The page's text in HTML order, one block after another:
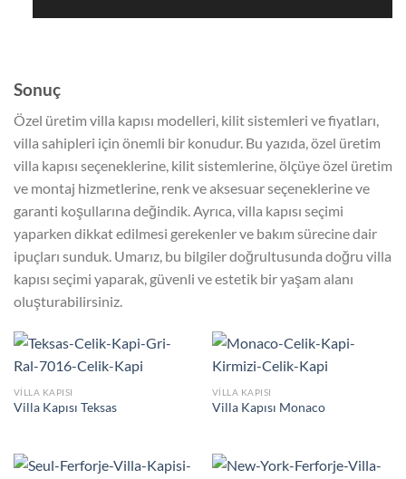
Sonuç
Özel üretim villa kapısı modelleri, kilit sistemleri ve fiyatları,
villa sahipleri için önemli bir konudur. Bu yazıda, özel üretim
villa kapısı seçeneklerine, kilit sistemlerine, ölçüye özel üretim
ve montaj hizmetlerine, renk ve aksesuar seçeneklerine ve
garanti koşullarına değindik. Ayrıca, villa kapısı seçimi
yaparken dikkat edilmesi gerekenler ve bakım sürecine dair
ipuçları sunduk. Umarız, bu bilgiler doğrultusunda doğru villa
kapısı seçimi yaparak, güvenli ve estetik bir yaşam alanı
oluşturabilirsiniz.
VILLA KAPISI
Villa Kapısı Teksas
VILLA KAPISI
Villa Kapısı Monaco